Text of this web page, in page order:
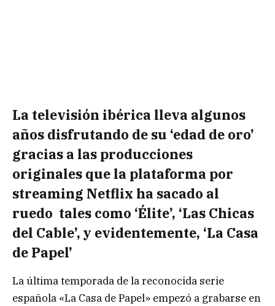
La televisión ibérica lleva algunos
años disfrutando de su ‘edad de oro’
gracias a las producciones
originales que la plataforma por
streaming Netflix ha sacado al
ruedo tales como ‘Élite’, ‘Las Chicas
del Cable’, y evidentemente, ‘La Casa
de Papel’
La última temporada de la reconocida serie
española «La Casa de Papel» empezó a grabarse en